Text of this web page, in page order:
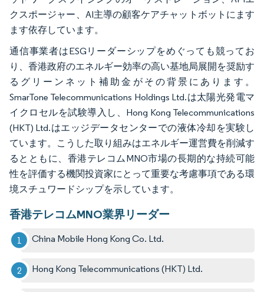
クスポージャー、AI主導の顧客ケアチャットボットにます
ます依存しています。
通信事業者はESGリーダーシップをめぐっても競ってお
り、香港政府のエネルギー効率の高い基地局展開を奨励す
るグリーンネット補助金がその背景にあります。
SmarTone Telecommunications Holdings Ltd.は太陽光発電マ
イクロセルを試験導入し、Hong Kong Telecommunications
(HKT) Ltd.はエッジデータセンターでの液体冷却を実験し
ています。こうした取り組みはエネルギー運営費を削減す
るとともに、香港テレコムMNO市場の長期的な持続可能
性を評価する機関投資家にとって重要な考慮事項である環
境スチュワードシップを示しています。
香港テレコムMNO業界リーダー
China Mobile Hong Kong Co. Ltd.
Hong Kong Telecommunications (HKT) Ltd.